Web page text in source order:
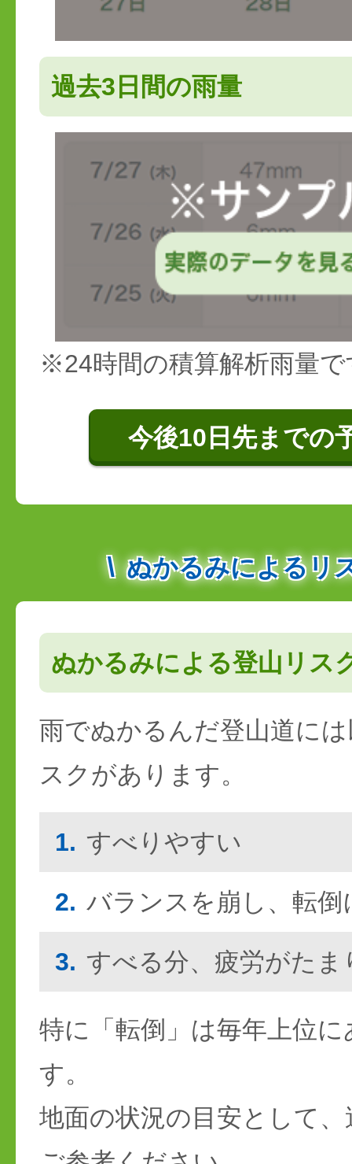
過去3日間の雨量
※24時間の積算解析雨量で
今後10日先までの
ぬかるみによるリ
ぬかるみによる登山リス
雨でぬかるんだ登山道に
スクがあります。
1. すべりやすい
2. バランスを崩し、転
3. すべる分、疲労がたま
特に「転倒」は毎年上位
す。
地面の状況の目安として